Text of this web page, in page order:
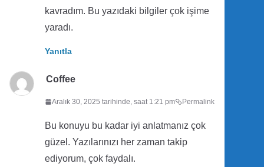
kavradım. Bu yazıdaki bilgiler çok işime
yaradı.
Yanıtla
Coffee
Aralık 30, 2025 tarihinde, saat 1:21 pm Permalink
Bu konuyu bu kadar iyi anlatmanız çok
güzel. Yazılarınızı her zaman takip
ediyorum, çok faydalı.